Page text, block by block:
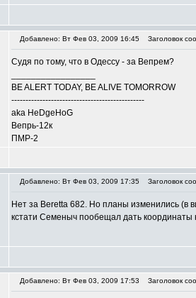
Добавлено: Вт Фев 03, 2009 16:45 Заголовок
Судя по тому, что в Одессу - за Вепрем?
BE ALERT TODAY, BE ALIVE TOMORROW
-----------------------------------------------
aka HeDgeHoG
Вепрь-12к
ПМР-2
Добавлено: Вт Фев 03, 2009 17:35 Заголовок
Нет за Beretta 682. Но планы изменились (в
кстати Семеныч пообещал дать
Добавлено: Вт Фев 03, 2009 17:53 Заголовок